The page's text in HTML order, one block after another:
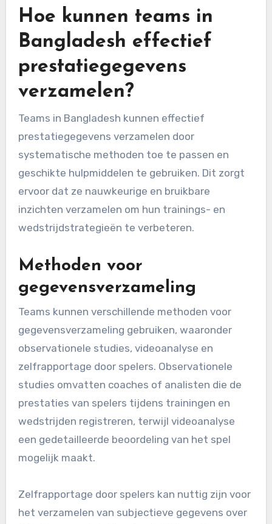
Hoe kunnen teams in
Bangladesh effectief
prestatiegegevens
verzamelen?
Teams in Bangladesh kunnen effectief
prestatiegegevens verzamelen door
systematische methoden toe te passen en
geschikte hulpmiddelen te gebruiken. Dit zorgt
ervoor dat ze nauwkeurige en bruikbare
inzichten verzamelen om hun trainings- en
wedstrijdstrategieën te verbeteren.
Methoden voor
gegevensverzameling
Teams kunnen verschillende methoden voor
gegevensverzameling gebruiken, waaronder
observationele studies, videoanalyse en
zelfrapportage door spelers. Observationele
studies omvatten coaches of analisten die de
prestaties van spelers tijdens trainingen en
wedstrijden registreren, terwijl videoanalyse
een gedetailleerde beoordeling van het spel
mogelijk maakt.
Zelfrapportage door spelers kan nuttig zijn voor
het verzamelen van subjectieve gegevens over